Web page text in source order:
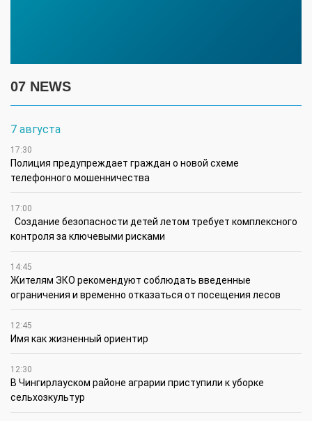
07 NEWS
7 августа
17:30
Полиция предупреждает граждан о новой схеме
телефонного мошенничества
17:00
Создание безопасности детей летом требует комплексного
контроля за ключевыми рисками
14:45
Жителям ЗКО рекомендуют соблюдать введенные
ограничения и временно отказаться от посещения лесов
12:45
Имя как жизненный ориентир
12:30
В Чингирлауском районе аграрии приступили к уборке
сельхозкультур